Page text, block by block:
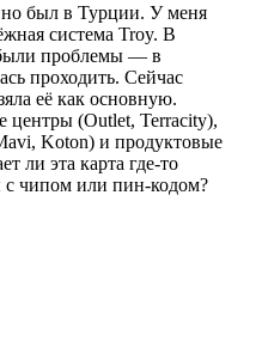
был в Турции. У меня
система Troy. В
проблемы — в
проходить. Сейчас
её как основную.
центры (Outlet, Terracity),
Koton) и продуктовые
ли эта карта где-то
с чипом или пин-кодом?